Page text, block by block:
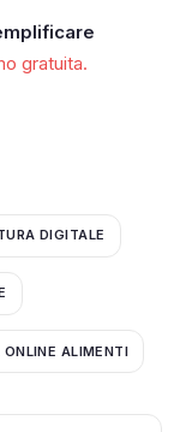
gratuita.
DIGITALE
ONLINE ALIMENTI